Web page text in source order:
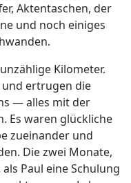
Aktentaschen, der
und noch einiges
Kilometer.
ertrugen die
— alles mit der
Es waren glückliche
zueinander und
Die zwei Monate,
Paul eine Schulung